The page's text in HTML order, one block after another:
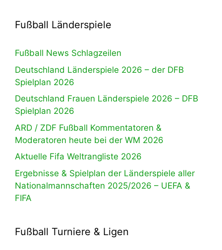
Fußball Länderspiele
Fußball News Schlagzeilen
Deutschland Länderspiele 2026 – der DFB
Spielplan 2026
Deutschland Frauen Länderspiele 2026 – DFB
Spielplan 2026
ARD / ZDF Fußball Kommentatoren &
Moderatoren heute bei der WM 2026
Aktuelle Fifa Weltrangliste 2026
Ergebnisse & Spielplan der Länderspiele aller
Nationalmannschaften 2025/2026 – UEFA &
FIFA
Fußball Turniere & Ligen